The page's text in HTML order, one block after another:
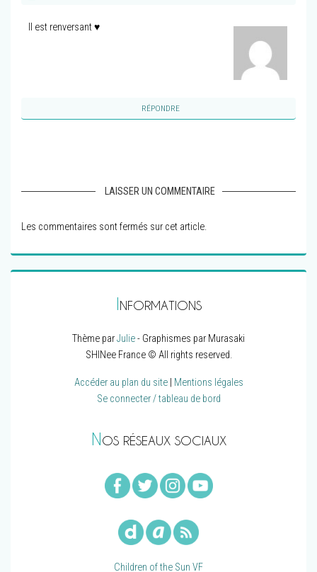
Il est renversant ♥
RÉPONDRE
LAISSER UN COMMENTAIRE
Les commentaires sont fermés sur cet article.
INFORMATIONS
Thème parJulie- Graphismes par Murasaki
SHINee France © All rights reserved.
Accéder au plan du site| Mentions légales
Se connecter / tableau de bord
NOS RÉSEAUX SOCIAUX
Children of the Sun VF